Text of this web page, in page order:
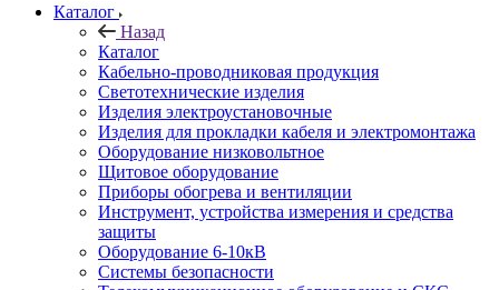
Каталог
Назад
Каталог
Кабельно-проводниковая продукция
Светотехнические изделия
Изделия электроустановочные
Изделия для прокладки кабеля и электромонтажа
Оборудование низковольтное
Щитовое оборудование
Приборы обогрева и вентиляции
Инструмент, устройства измерения и средства
защиты
Оборудование 6-10кВ
Системы безопасности